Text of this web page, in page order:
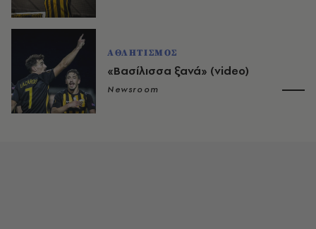
ΑΘΛΗΤΙΣΜΟΣ
«Βασίλισσα ξανά» (video)
Newsroom